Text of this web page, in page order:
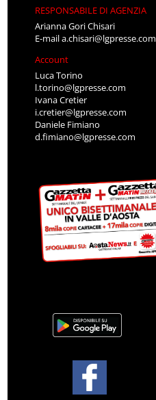
RESPONSABILE DI AGENZIA
Arianna Gori Chisari
E-maila.chisari@lgpresse.com
Account
Luca Torino
l.torino@lgpresse.com
Ivana Cretier
i.cretier@lgpresse.com
Daniele Fimiano
d.fimiano@lgpresse.com